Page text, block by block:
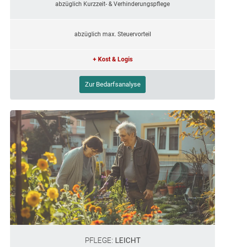
abzüglich Kurzzeit- & Verhinderungspflege
abzüglich max. Steuervorteil
+ Kost & Logis
Zur Bedarfsanalyse
PFLEGE: LEICHT